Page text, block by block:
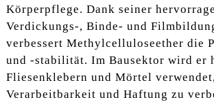
Körperpflege. Dank seiner
Verdickungs-, Binde- und
verbessert Methylcelluloseether die
und -stabilität. Im Bausektor wird er
Fliesenklebern und Mörtel
Verarbeitbarkeit und Haftung zu